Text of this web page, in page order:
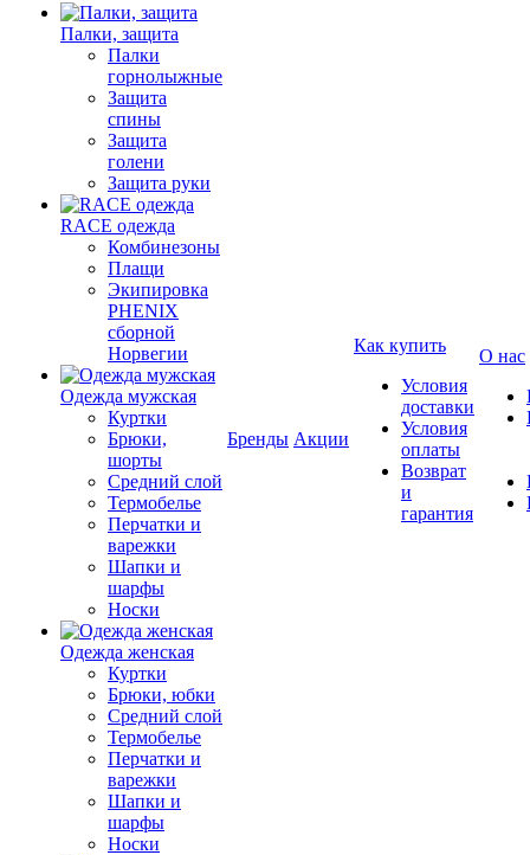
Палки, защита
Палки
горнолыжные
Защита
спины
Защита
голени
Защита руки
RACE одежда
Комбинезоны
Плащи
Экипировка
PHENIX
сборной
Норвегии
Одежда мужская
Куртки
Брюки,
шорты
Средний слой
Термобелье
Перчатки и
варежки
Шапки и
шарфы
Носки
Одежда женская
Куртки
Брюки, юбки
Средний слой
Термобелье
Перчатки и
варежки
Шапки и
шарфы
Носки
Бренды Акции
Как купить
Условия
доставки
Условия
оплаты
Возврат
и
гарантия
О нас